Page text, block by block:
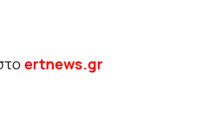
ertnews.gr